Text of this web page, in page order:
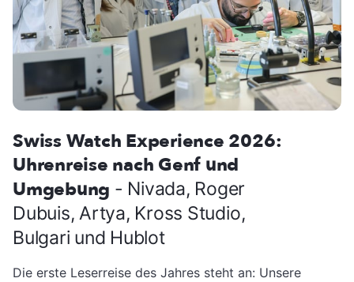
Swiss Watch Experience 2026:
Uhrenreise nach Genf und
Umgebung - Nivada, Roger
Dubuis, Artya, Kross Studio,
Bulgari und Hublot
Die erste Leserreise des Jahres steht an: Unsere